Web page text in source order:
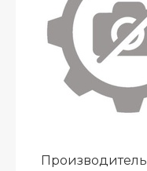
Производитель